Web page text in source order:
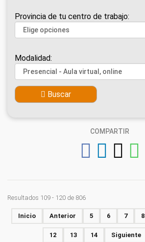
Provincia de tu centro de trabajo:
Modalidad:
Buscar
COMPARTIR
Resultados 109 - 120 de 806
Inicio Anterior 5 6 7 8
12 13 14 Siguiente